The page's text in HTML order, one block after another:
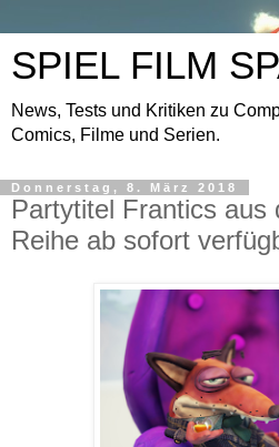
SPIEL FILM
News, Tests und Kritiken zu
Comics, Filme und Serien.
Donnerstag, 8. März 2018
Partytitel Frantics aus
Reihe ab sofort